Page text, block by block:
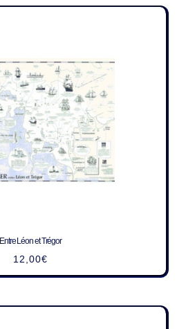
Entre Léon et Trégor
12,00€